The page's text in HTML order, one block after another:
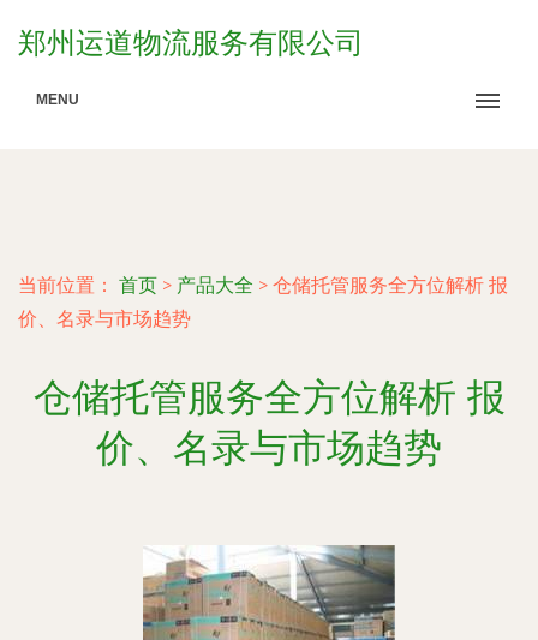
郑州运道物流服务有限公司
MENU
当前位置： 首页 > 产品大全 > 仓储托管服务全方位解析 报
价、名录与市场趋势
仓储托管服务全方位解析 报
价、名录与市场趋势